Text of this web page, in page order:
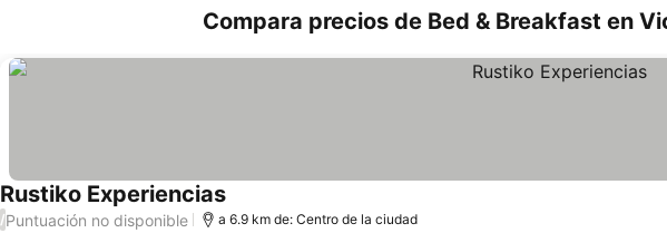
Compara precios de Bed & Breakfast en
Rustiko ExperienciasVer precios
/Puntuación no disponible a 6.9 km de: Centro de la ciudad